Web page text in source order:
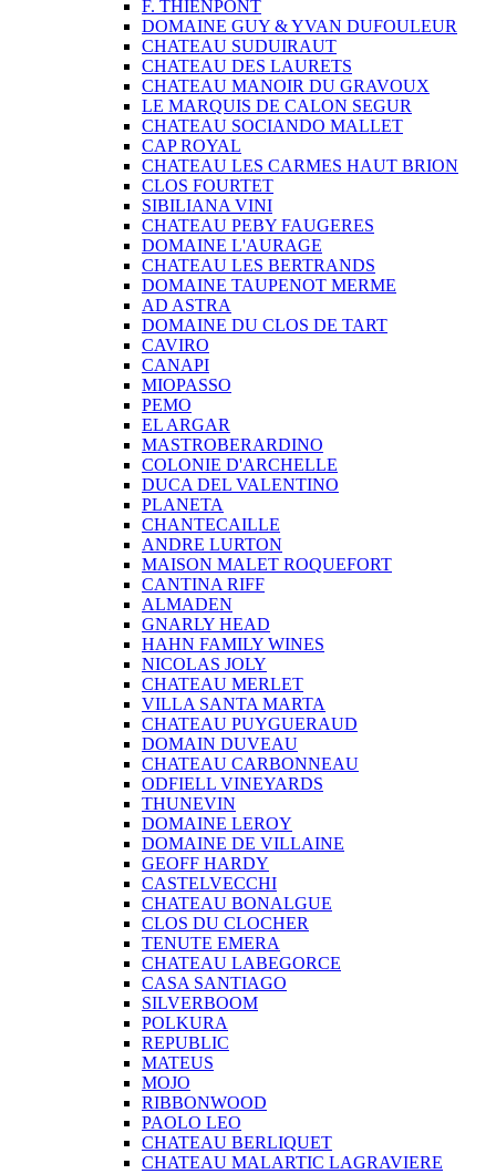
F. THIENPONT
DOMAINE GUY & YVAN DUFOULEUR
CHATEAU SUDUIRAUT
CHATEAU DES LAURETS
CHATEAU MANOIR DU GRAVOUX
LE MARQUIS DE CALON SEGUR
CHATEAU SOCIANDO MALLET
CAP ROYAL
CHATEAU LES CARMES HAUT BRION
CLOS FOURTET
SIBILIANA VINI
CHATEAU PEBY FAUGERES
DOMAINE L'AURAGE
CHATEAU LES BERTRANDS
DOMAINE TAUPENOT MERME
AD ASTRA
DOMAINE DU CLOS DE TART
CAVIRO
CANAPI
MIOPASSO
PEMO
EL ARGAR
MASTROBERARDINO
COLONIE D'ARCHELLE
DUCA DEL VALENTINO
PLANETA
CHANTECAILLE
ANDRE LURTON
MAISON MALET ROQUEFORT
CANTINA RIFF
ALMADEN
GNARLY HEAD
HAHN FAMILY WINES
NICOLAS JOLY
CHATEAU MERLET
VILLA SANTA MARTA
CHATEAU PUYGUERAUD
DOMAIN DUVEAU
CHATEAU CARBONNEAU
ODFIELL VINEYARDS
THUNEVIN
DOMAINE LEROY
DOMAINE DE VILLAINE
GEOFF HARDY
CASTELVECCHI
CHATEAU BONALGUE
CLOS DU CLOCHER
TENUTE EMERA
CHATEAU LABEGORCE
CASA SANTIAGO
SILVERBOOM
POLKURA
REPUBLIC
MATEUS
MOJO
RIBBONWOOD
PAOLO LEO
CHATEAU BERLIQUET
CHATEAU MALARTIC LAGRAVIERE